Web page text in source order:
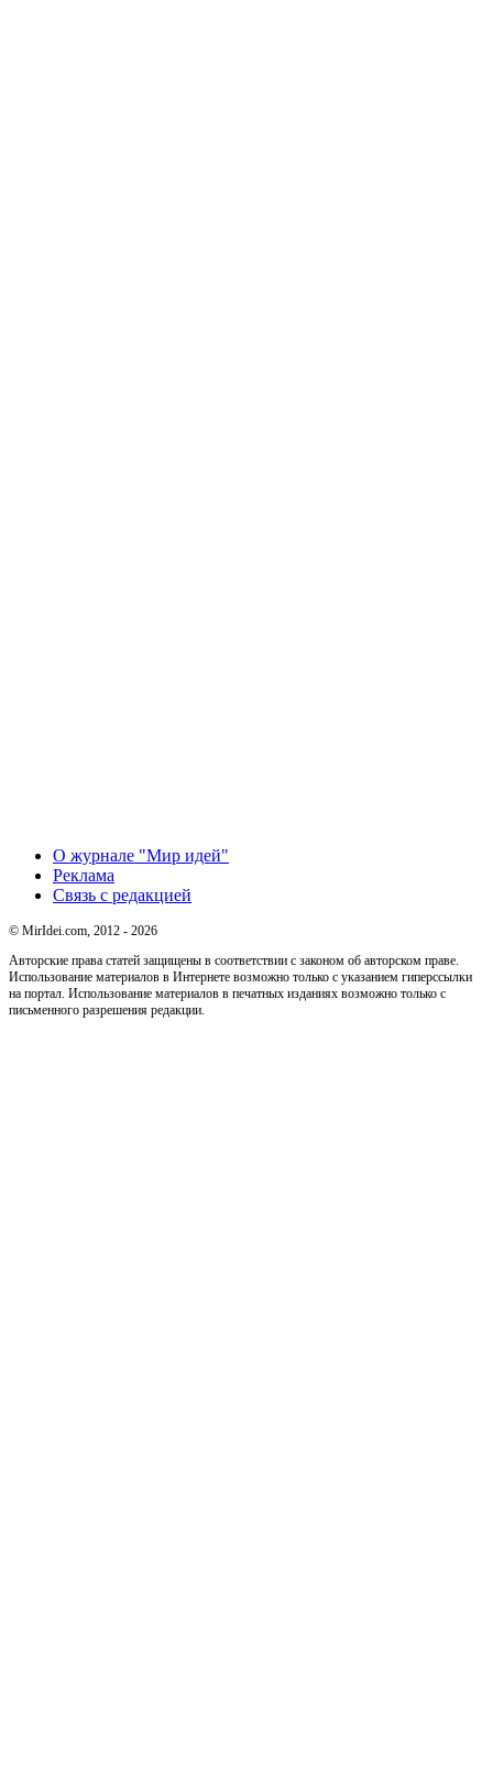
О журнале "Мир идей"
Реклама
Связь с редакцией
© MirIdei.com, 2012 - 2026
Авторские права статей защищены в соответствии с законом об авторском праве.
Использование материалов в Интернете возможно только с указанием гиперссылки
на портал. Использование материалов в печатных изданиях возможно только с
письменного разрешения редакции.